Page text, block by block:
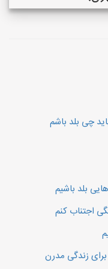
چی بلد باشم
بلد باشیم
اجتناب کنم
زندگی مدرن